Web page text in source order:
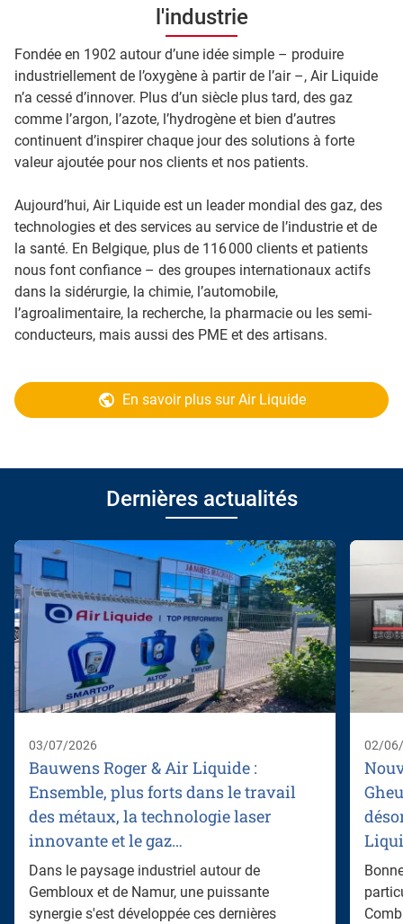
l'industrie
Fondée en 1902 autour d’une idée simple – produire
industriellement de l’oxygène à partir de l’air –, Air Liquide
n’a cessé d’innover. Plus d’un siècle plus tard, des gaz
comme l’argon, l’azote, l’hydrogène et bien d’autres
continuent d’inspirer chaque jour des solutions à forte
valeur ajoutée pour nos clients et nos patients.
Aujourd’hui, Air Liquide est un leader mondial des gaz, des
technologies et des services au service de l’industrie et de
la santé. En Belgique, plus de 116 000 clients et patients
nous font confiance – des groupes internationaux actifs
dans la sidérurgie, la chimie, l’automobile,
l’agroalimentaire, la recherche, la pharmacie ou les semi-
conducteurs, mais aussi des PME et des artisans.
En savoir plus sur Air Liquide
Dernières actualités
03/07/2026
Bauwens Roger & Air Liquide :
Ensemble, plus forts dans le travail
des métaux, la technologie laser
innovante et le gaz…
Dans le paysage industriel autour de
Gembloux et de Namur, une puissante
synergie s'est développée ces dernières
02/